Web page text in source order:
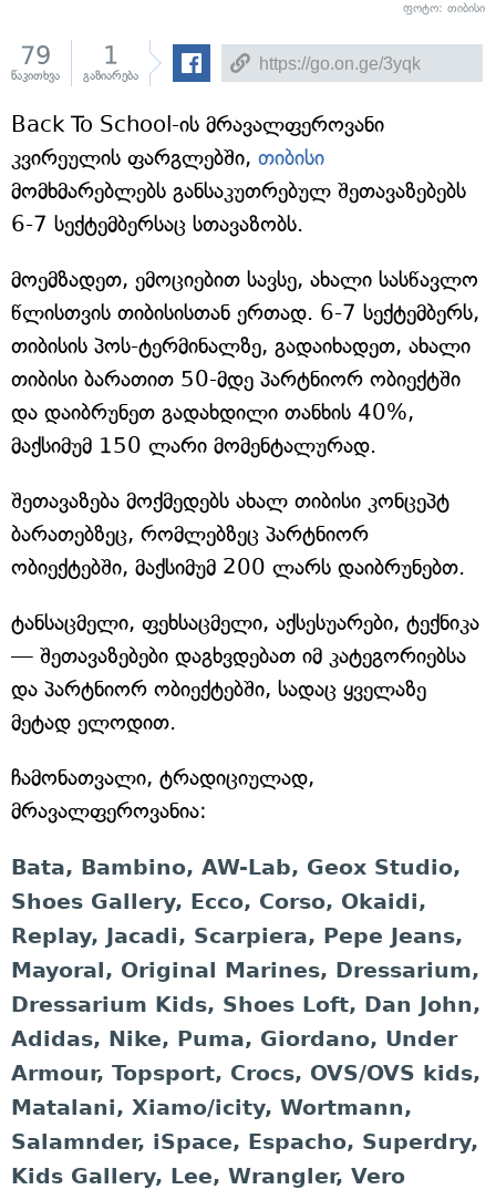
ფოტო: თიბისი
79
წაკითხვა
1
გაზიარება
Back To School-ის მრავალფეროვანი
კვირეულის ფარგლებში, თიბისი
მომხმარებლებს განსაკუთრებულ შეთავაზებებს
6-7 სექტემბერსაც სთავაზობს.
მოემზადეთ, ემოციებით სავსე, ახალი სასწავლო
წლისთვის თიბისისთან ერთად. 6-7 სექტემბერს,
თიბისის პოს-ტერმინალზე, გადაიხადეთ, ახალი
თიბისი ბარათით 50-მდე პარტნიორ ობიექტში
და დაიბრუნეთ გადახდილი თანხის 40%,
მაქსიმუმ 150 ლარი მომენტალურად.
შეთავაზება მოქმედებს ახალ თიბისი კონცეპტ
ბარათებზეც, რომლებზეც პარტნიორ
ობიექტებში, მაქსიმუმ 200 ლარს დაიბრუნებთ.
ტანსაცმელი, ფეხსაცმელი, აქსესუარები, ტექნიკა
— შეთავაზებები დაგხვდებათ იმ კატეგორიებსა
და პარტნიორ ობიექტებში, სადაც ყველაზე
მეტად ელოდით.
ჩამონათვალი, ტრადიციულად,
მრავალფეროვანია:
Bata, Bambino, AW-Lab, Geox Studio,
Shoes Gallery, Ecco, Corso, Okaidi,
Replay, Jacadi, Scarpiera, Pepe Jeans,
Mayoral, Original Marines, Dressarium,
Dressarium Kids, Shoes Loft, Dan John,
Adidas, Nike, Puma, Giordano, Under
Armour, Topsport, Crocs, OVS/OVS kids,
Matalani, Xiamo/icity, Wortmann,
Salamnder, iSpace, Espacho, Superdry,
Kids Gallery, Lee, Wrangler, Vero